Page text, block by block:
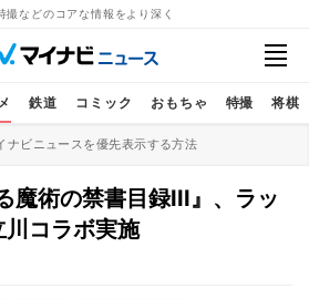
撮などのコアな情報をより深く
鉄道 コミック おもちゃ 特撮 将棋
ナビニュースを優先表示する方法
魔術の禁書目録III』、ラッ
川コラボ実施